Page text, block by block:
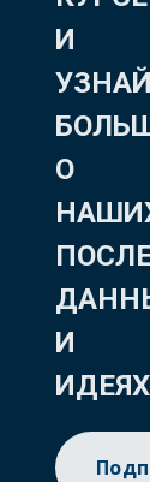
И
О
И
ИДЕЯХ